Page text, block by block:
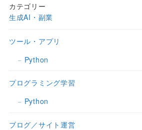
カテゴリー
生成AI・副業
ツール・アプリ
Python
プログラミング学習
Python
ブログ／サイト運営